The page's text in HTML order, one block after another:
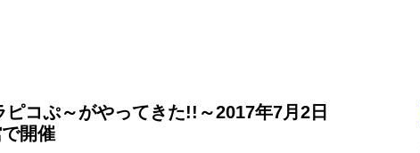
コぷ～がやってきた!!～2017年7月2日
開催